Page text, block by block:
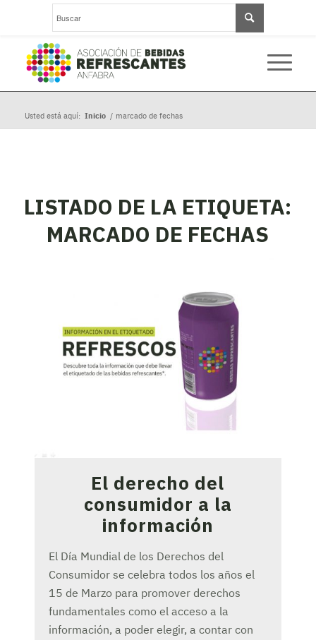
Usted está aquí: Inicio / marcado de fechas
LISTADO DE LA ETIQUETA:
MARCADO DE FECHAS
El derecho del
consumidor a la
información
El Día Mundial de los Derechos del
Consumidor se celebra todos los años el
15 de Marzo para promover derechos
fundamentales como el acceso a la
información, a poder elegir, a contar con